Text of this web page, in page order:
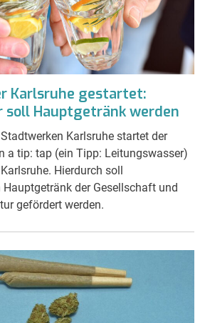
Karlsruhe gestartet:
soll Hauptgetränk werden
Karlsruhe startet der
a tip: tap (ein Tipp: Leitungswasser)
Hierdurch soll
der Gesellschaft und
gefördert werden.